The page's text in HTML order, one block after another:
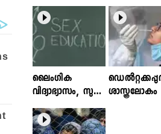
ലൈംഗിക
വിദ്യാഭ്യാസം, സുര
ക്ഷിതവും അ
ല്ലാത്തതുമായ സ്പ
ശാസ്ത്രലോകം